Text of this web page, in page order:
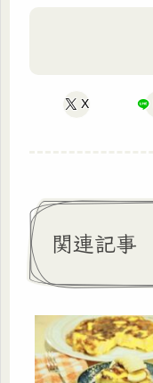
X
関連記事